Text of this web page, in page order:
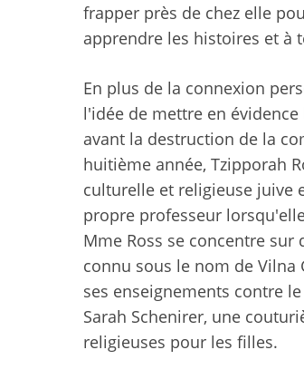
frapper près de chez elle
apprendre les histoires et à
En plus de la connexion
l'idée de mettre en
avant la destruction de la
huitième année, Tzipporah
culturelle et religieuse juive
propre professeur
Mme Ross se concentre
connu sous le nom de Vilna
ses enseignements contre
Sarah Schenirer, une
religieuses pour les filles.